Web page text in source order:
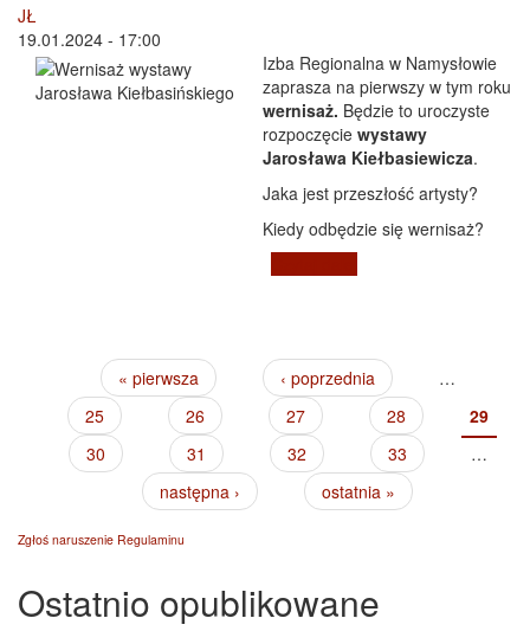
JŁ
19.01.2024 - 17:00
Izba Regionalna w Namysłowie
zaprasza na pierwszy w tym roku
wernisaż. Będzie to uroczyste
rozpoczęcie wystawy
Jarosława Kiełbasiewicza.
Jaka jest przeszłość artysty?
Kiedy odbędzie się wernisaż?
Strony« pierwsza ‹ poprzednia
…
25
26 27 28
29
30
31 32 33
…
następna ›
ostatnia »
Zgłoś naruszenie Regulaminu
Ostatnio opublikowane